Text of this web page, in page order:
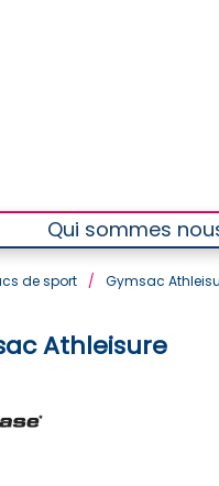
Qui sommes
de sport / Gymsac
Athleisure